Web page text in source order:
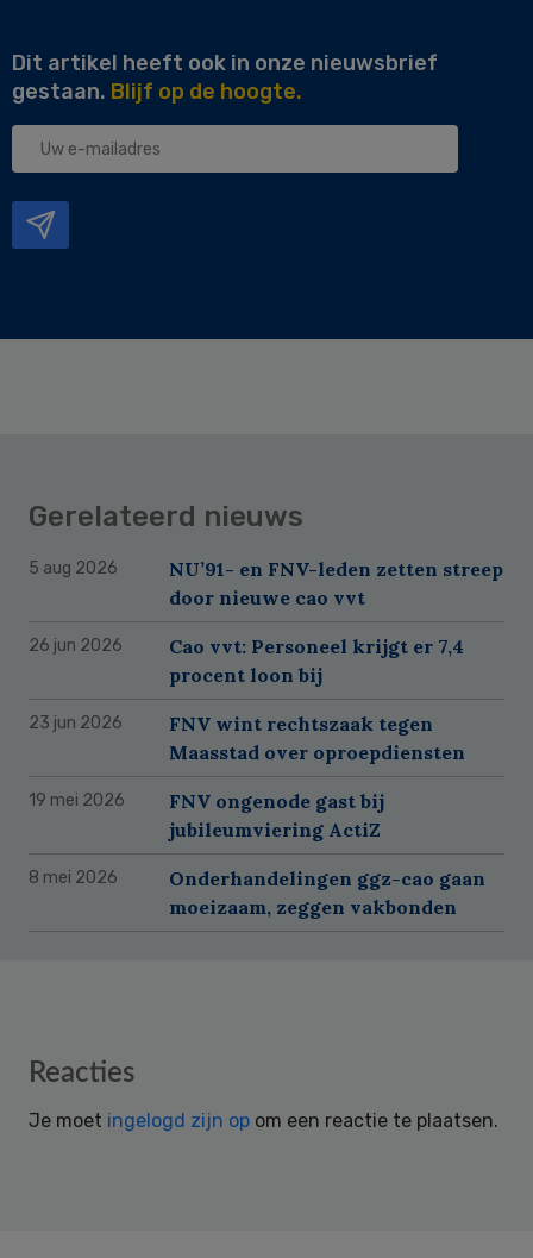
Dit artikel heeft ook in onze nieuwsbrief
gestaan. Blijf op de hoogte.
Uw
Gerelateerd nieuws
5 aug 2026
NU’91- en FNV-leden zetten streep
door nieuwe cao vvt
26 jun 2026
Cao vvt: Personeel krijgt er 7,4
procent loon bij
23 jun 2026
FNV wint rechtszaak tegen
Maasstad over oproepdiensten
19 mei 2026
FNV ongenode gast bij
jubileumviering ActiZ
8 mei 2026
Onderhandelingen ggz-cao gaan
moeizaam, zeggen vakbonden
Reader
Reacties
Je moet ingelogd zijn op om een reactie te plaatsen.